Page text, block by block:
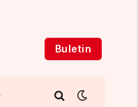
Buletin